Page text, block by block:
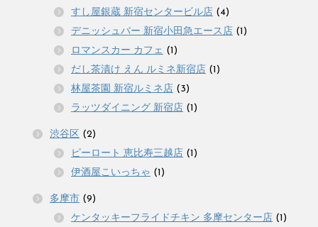
すし屋銀蔵 新宿センタービル店 (4)
デニッシュバー 新宿小田急エース店 (1)
ロマンスカー カフェ (1)
だし茶漬け えん ルミネ新宿店 (1)
林屋茶園 新宿ルミネ店 (3)
ラッツダイニング 新宿店 (1)
渋谷区 (2)
ピーロート 恵比寿三越店 (1)
伊酒屋こいっちゃ (1)
多摩市 (9)
ケンタッキーフライドチキン 多摩センター店 (1)